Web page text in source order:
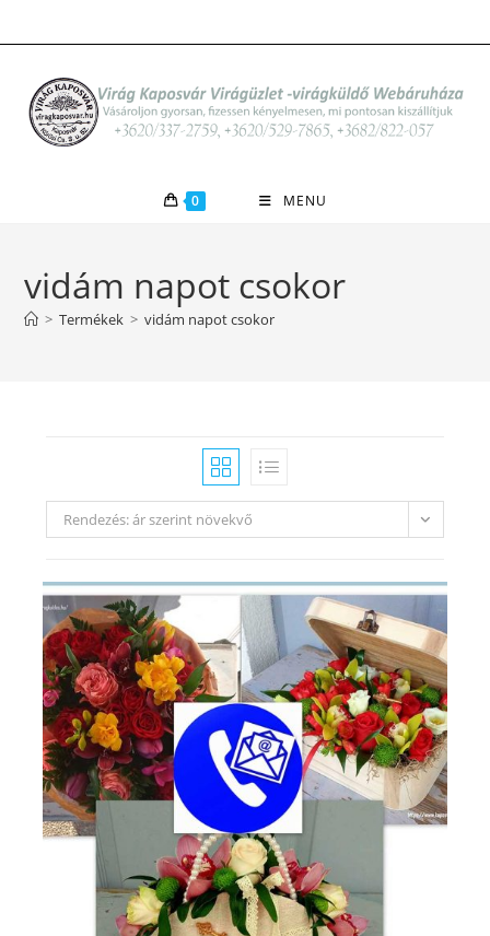
to
0 MENU
vidám napot csokor
> Termékek > vidám napot csokor
Rendezés: ár szerint növekvő